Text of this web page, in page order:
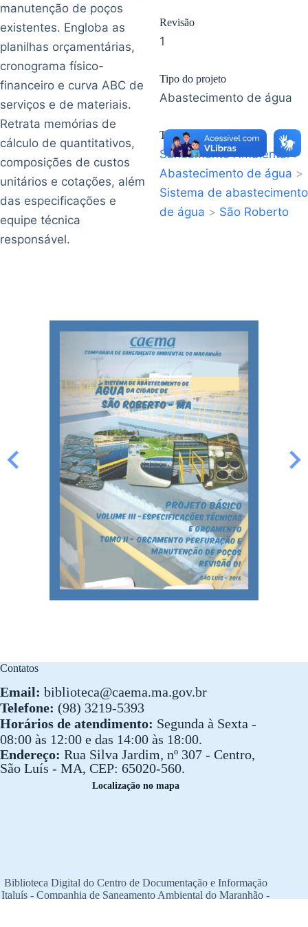
manutenção de poços
existentes. Engloba as
planilhas orçamentárias,
cronograma físico-
financeiro e curva ABC de
serviços e de materiais.
Retrata memórias de
cálculo de quantitativos,
composições de custos
unitários e cotações, além
das especificações e
equipe técnica
responsável.
Revisão
1
Tipo do projeto
Abastecimento de água
Taxonomia
Saneamento Ambiental>
Abastecimento de água >
Sistema de abastecimento
de água > São Roberto
Contatos
Email: biblioteca@caema.ma.gov.br
Telefone: (98) 3219-5393
Horários de atendimento: Segunda à Sexta -
08:00 às 12:00 e das 14:00 às 18:00.
Endereço: Rua Silva Jardim, nº 307 - Centro,
São Luís - MA, CEP: 65020-560.
Localização no mapa
Biblioteca Digital do Centro de Documentação e Informação
Italuís - Companhia de Saneamento Ambiental do Maranhão -